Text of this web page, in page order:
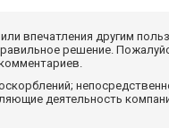
впечатления другим
решение.
деятельность